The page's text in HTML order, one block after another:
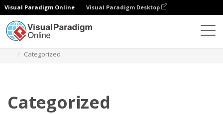
Visual Paradigm Online Visual Paradigm Desktop
Categorized
Categorized